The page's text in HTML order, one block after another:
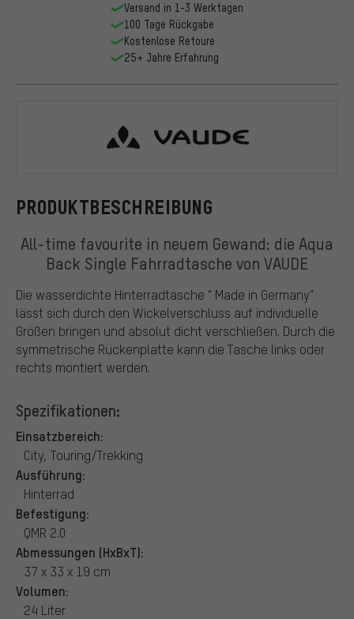
PRODUKTBESCHREIBUNG
All-time favourite in neuem Gewand: die Aqua
Back Single Fahrradtasche von VAUDE
Die wasserdichte Hinterradtasche " Made in Germany"
lässt sich durch den Wickelverschluss auf individuelle
Größen bringen und absolut dicht verschließen. Durch die
symmetrische Rückenplatte kann die Tasche links oder
rechts montiert werden.
Spezifikationen:
Einsatzbereich:
City, Touring/Trekking
Ausführung:
Hinterrad
Befestigung:
QMR 2.0
Abmessungen (HxBxT):
37 x 33 x 19 cm
Volumen:
24 Liter
Versand in 1-3 Werktagen
100 Tage Rückgabe
Kostenlose Retoure
25+ Jahre Erfahrung
VAUDE